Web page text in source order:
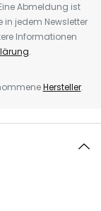
Abmeldung ist
in jedem Newsletter
Informationen
.
Hersteller.